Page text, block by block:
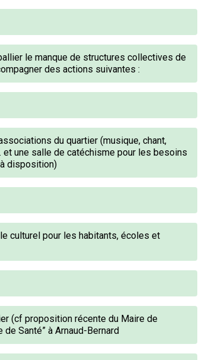
le manque de structures collectives de
des actions suivantes :
du quartier (musique, chant,
et une salle de catéchisme pour les besoins
disposition)
culturel pour les habitants, écoles et
(cf proposition récente du Maire de
de Santé” à Arnaud-Bernard